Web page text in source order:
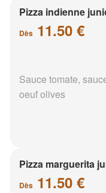
Pizza indienne
Dès 11.50 €
Sauce tomate,
oeuf olives
Pizza marguerita
Dès 11.50 €